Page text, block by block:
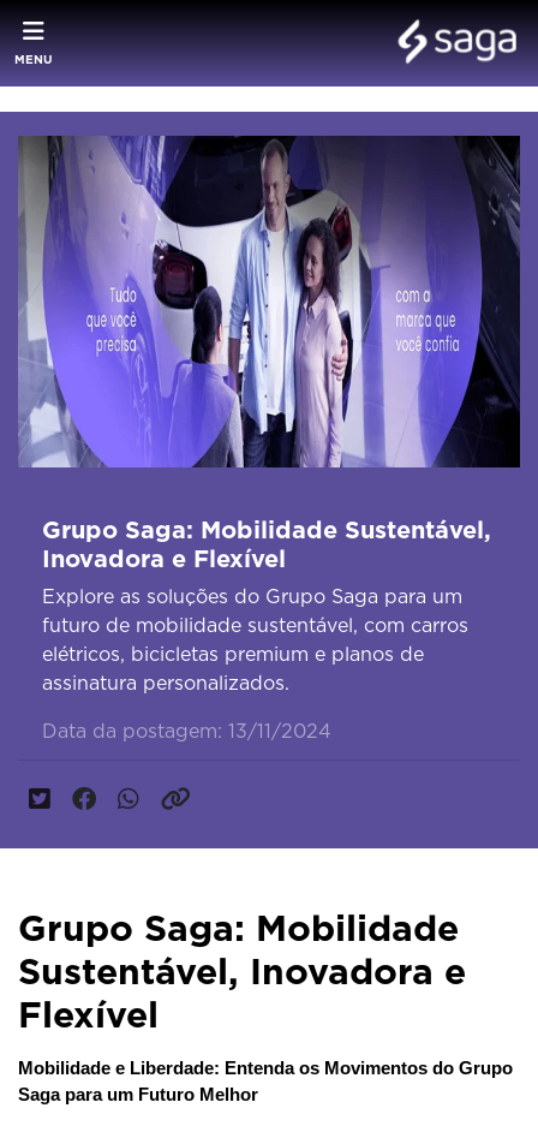
MENU
Grupo Saga: Mobilidade Sustentável,
Inovadora e Flexível
Explore as soluções do Grupo Saga para um
futuro de mobilidade sustentável, com carros
elétricos, bicicletas premium e planos de
assinatura personalizados.
Data da postagem: 13/11/2024
Grupo Saga: Mobilidade
Sustentável, Inovadora e
Flexível
Mobilidade e Liberdade: Entenda os Movimentos do Grupo
Saga para um Futuro Melhor